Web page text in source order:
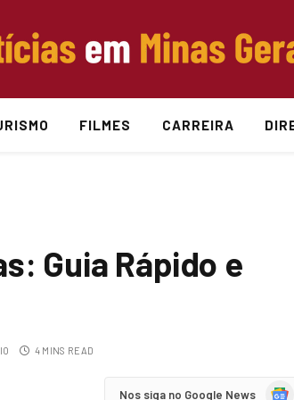
FILMES CARREIRA
Guia Rápido e
4 MINS READ
Nos siga no Google News